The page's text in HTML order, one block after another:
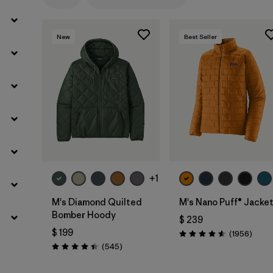
Materials & Fabric
New
+1
M's Diamond Quilted
Bomber Hoody
$ 199
Valoración: 4.4 / 5
(545Comentarios
)
Best Seller
M's Nano Puff® Jacket
$ 239
Valoración: 4.6 / 5
(1956)